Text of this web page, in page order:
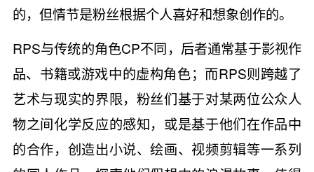
的，但情节是粉丝根据个人喜好和想象创作的。
RPS与传统的角色CP不同，后者通常基于影视作
品、书籍或游戏中的虚构角色；而RPS则跨越了
艺术与现实的界限，粉丝们基于对某两位公众人
物之间化学反应的感知，或是基于他们在作品中
的合作，创造出小说、绘画、视频剪辑等一系列